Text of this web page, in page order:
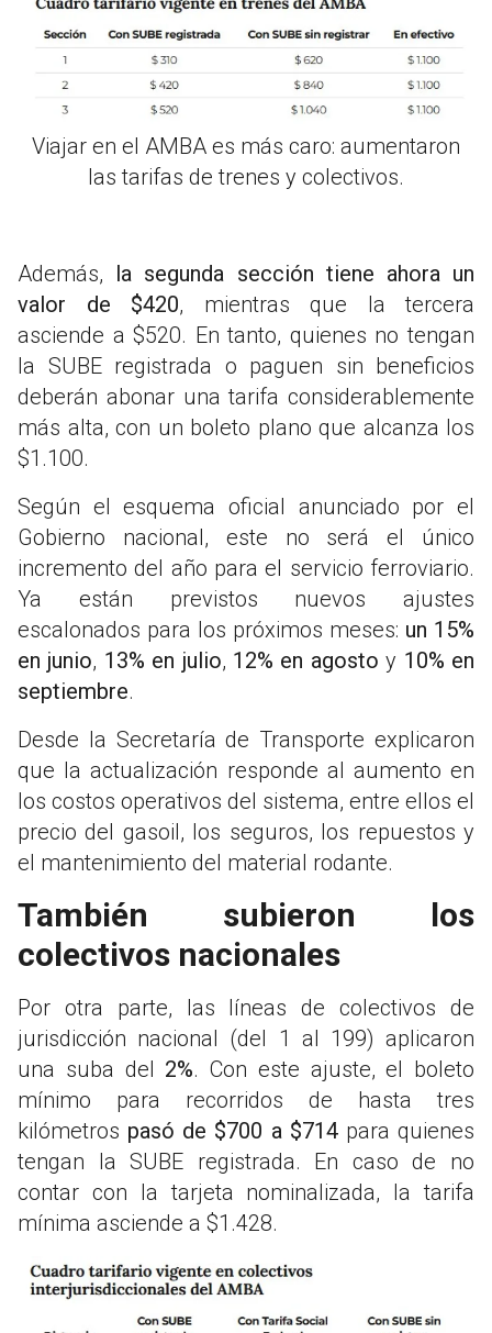
Viajar en el AMBA es más caro: aumentaron
las tarifas de trenes y colectivos.
Además, la segunda sección tiene ahora un
valor de $420, mientras que la tercera
asciende a $520. En tanto, quienes no tengan
la SUBE registrada o paguen sin beneficios
deberán abonar una tarifa considerablemente
más alta, con un boleto plano que alcanza los
$1.100.
Según el esquema oficial anunciado por el
Gobierno nacional, este no será el único
incremento del año para el servicio ferroviario.
Ya están previstos nuevos ajustes
escalonados para los próximos meses: un 15%
en junio, 13% en julio, 12% en agosto y 10% en
septiembre.
Desde la Secretaría de Transporte explicaron
que la actualización responde al aumento en
los costos operativos del sistema, entre ellos el
precio del gasoil, los seguros, los repuestos y
el mantenimiento del material rodante.
También subieron los
colectivos nacionales
Por otra parte, las líneas de colectivos de
jurisdicción nacional (del 1 al 199) aplicaron
una suba del 2%. Con este ajuste, el boleto
mínimo para recorridos de hasta tres
kilómetros pasó de $700 a $714para quienes
tengan la SUBE registrada. En caso de no
contar con la tarjeta nominalizada, la tarifa
mínima asciende a $1.428.